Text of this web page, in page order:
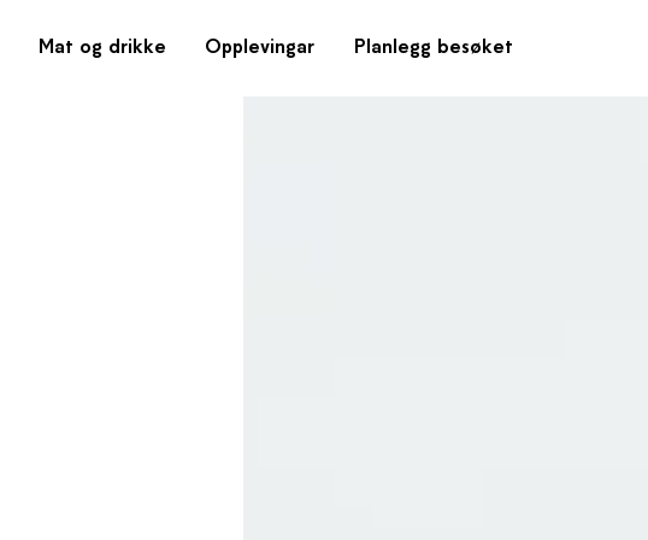
Mat og drikke Opplevingar Planlegg besøket